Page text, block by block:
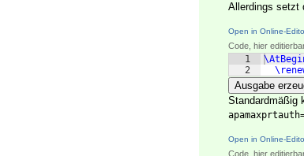
Allerdings setzt
Open in Online-
Code, hier
1
2
Ausgabe
Standardmäßig
Open in Online-
Code, hier